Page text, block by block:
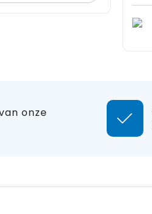
onze